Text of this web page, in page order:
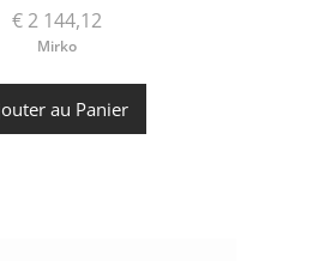
€ 2 144,12
Mirko
au Panier